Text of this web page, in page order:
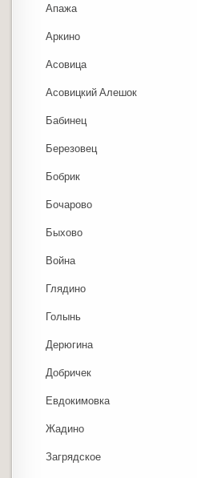
Апажа
Аркино
Асовица
Асовицкий Алешок
Бабинец
Березовец
Бобрик
Бочарово
Быхово
Война
Глядино
Голынь
Дерюгина
Добричек
Евдокимовка
Жадино
Загрядское